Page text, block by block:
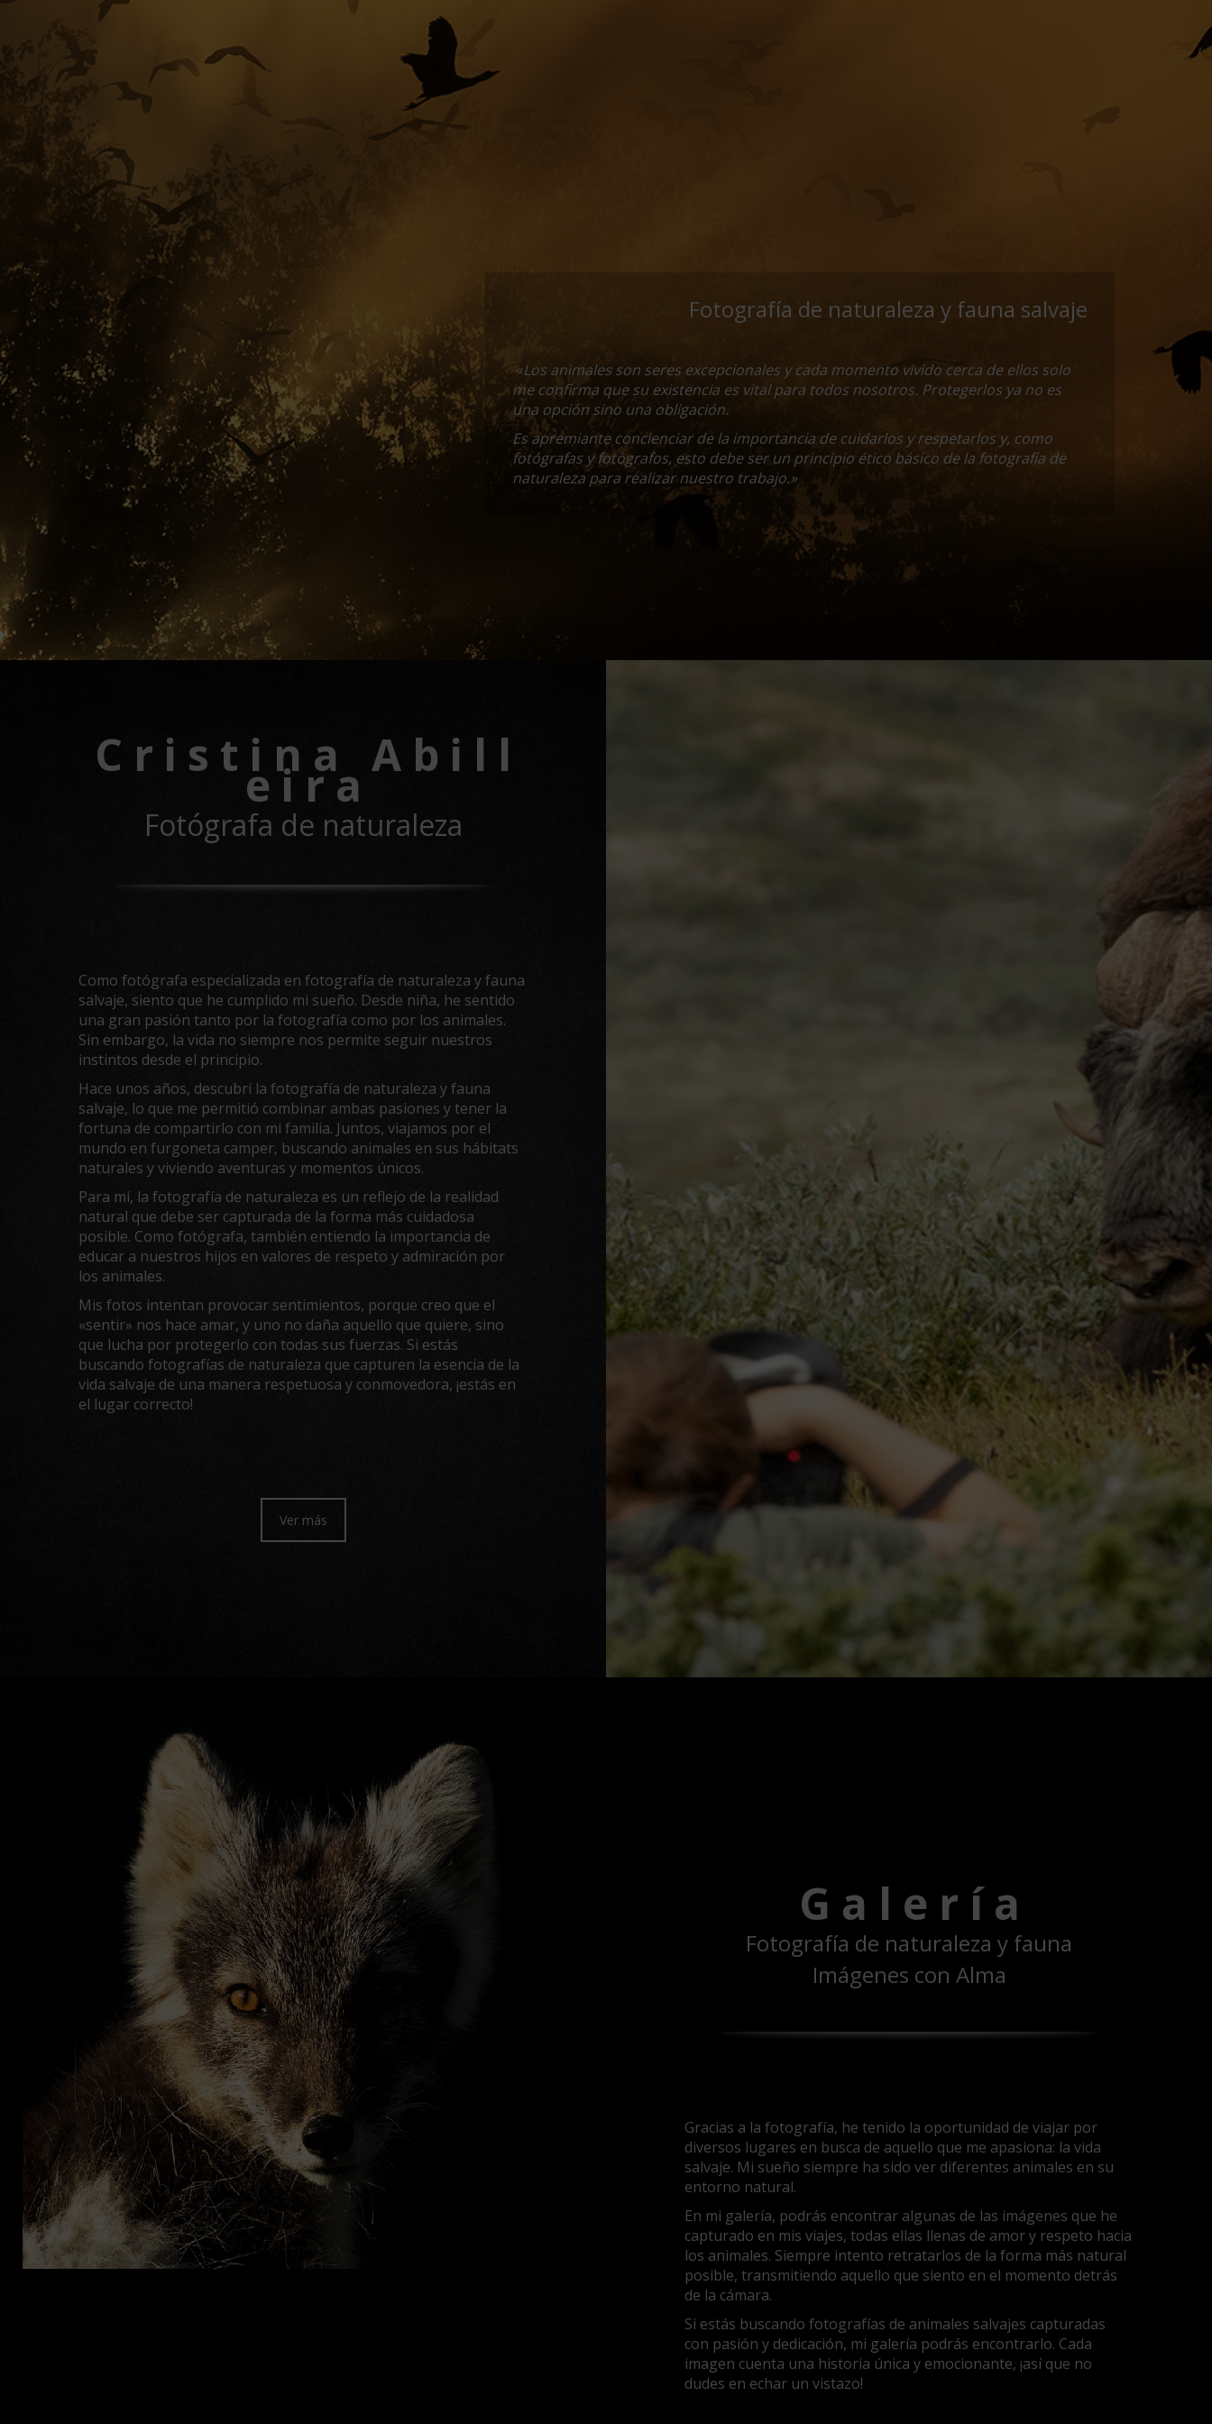
Fotografía de naturaleza y fauna salvaje
«Los animales son seres excepcionales y cada momento vivido cerca de ellos solo
me confirma que su existencia es vital para todos nosotros. Protegerlos ya no es
una opción sino una obligación.
Es apremiante concienciar de la importancia de cuidarlos y respetarlos y, como
fotógrafas y fotógrafos, esto debe ser un principio ético básico de la fotografía de
naturaleza para realizar nuestro trabajo.»
C r i s t i n a A b i l l
e i r a
Fotógrafa de naturaleza
Como fotógrafa especializada en fotografía de naturaleza y fauna
salvaje, siento que he cumplido mi sueño. Desde niña, he sentido
una gran pasión tanto por la fotografía como por los animales.
Sin embargo, la vida no siempre nos permite seguir nuestros
instintos desde el principio.
Hace unos años, descubrí la fotografía de naturaleza y fauna
salvaje, lo que me permitió combinar ambas pasiones y tener la
fortuna de compartirlo con mi familia. Juntos, viajamos por el
mundo en furgoneta camper, buscando animales en sus hábitats
naturales y viviendo aventuras y momentos únicos.
Para mí, la fotografía de naturaleza es un reflejo de la realidad
natural que debe ser capturada de la forma más cuidadosa
posible. Como fotógrafa, también entiendo la importancia de
educar a nuestros hijos en valores de respeto y admiración por
los animales.
Mis fotos intentan provocar sentimientos, porque creo que el
«sentir» nos hace amar, y uno no daña aquello que quiere, sino
que lucha por protegerlo con todas sus fuerzas. Si estás
buscando fotografías de naturaleza que capturen la esencia de la
vida salvaje de una manera respetuosa y conmovedora, ¡estás en
el lugar correcto!
Ver más
G a l e r í a
Fotografía de naturaleza y fauna
Imágenes con Alma
Gracias a la fotografía, he tenido la oportunidad de viajar por
diversos lugares en busca de aquello que me apasiona: la vida
salvaje. Mi sueño siempre ha sido ver diferentes animales en su
entorno natural.
En mi galería, podrás encontrar algunas de las imágenes que he
capturado en mis viajes, todas ellas llenas de amor y respeto hacia
los animales. Siempre intento retratarlos de la forma más natural
posible, transmitiendo aquello que siento en el momento detrás
de la cámara.
Si estás buscando fotografías de animales salvajes capturadas
con pasión y dedicación, mi galería podrás encontrarlo. Cada
imagen cuenta una historia única y emocionante, ¡así que no
dudes en echar un vistazo!